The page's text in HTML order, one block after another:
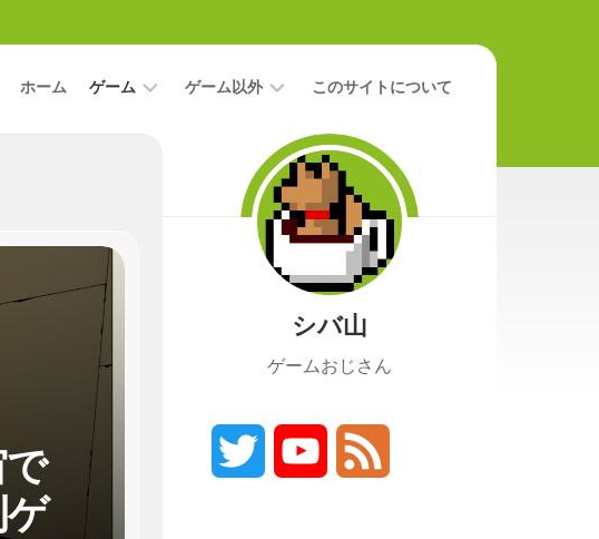
ホーム ゲーム
攻
ー
ゲーム以外 このサイトについて
シバ山
ゲームおじさん
Twitter YouTube